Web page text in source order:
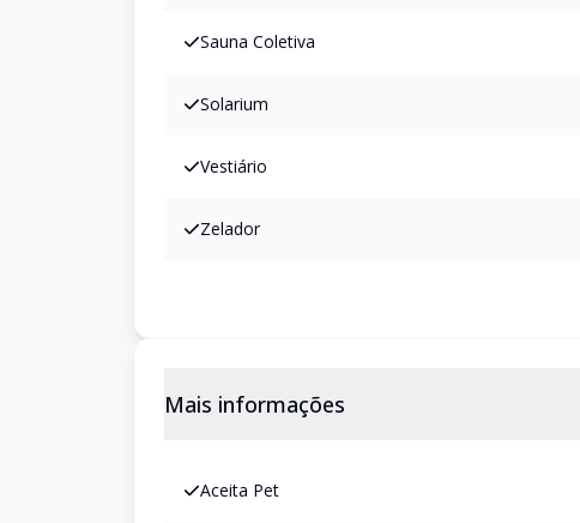
Sauna Coletiva
Solarium
Vestiário
Zelador
Mais informações
Aceita Pet